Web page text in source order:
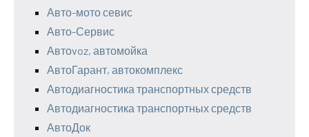
Авто-мото севис
Авто-Сервис
Автоvoz, автомойка
АвтоГарант, автокомплекс
Автодиагностика транспортных средств
Автодиагностика транспортных средств
АвтоДок